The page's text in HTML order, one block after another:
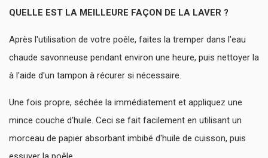
QUELLE EST LA MEILLEURE FAÇON DE LA LAVER ?
Après l'utilisation de votre poêle, faites la tremper dans l'eau
chaude savonneuse pendant environ une heure, puis nettoyer la
à l'aide d'un tampon à récurer si nécessaire.
Une fois propre, séchée la immédiatement et appliquez une
mince couche d'huile. Ceci se fait facilement en utilisant un
morceau de papier absorbant imbibé d'huile de cuisson, puis